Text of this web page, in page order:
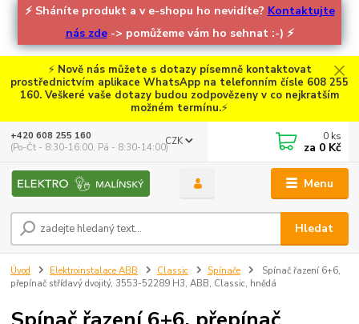
⚡ Sháníte produkt a v e-shopu ho nevidíte? Kontaktujte
nás zde-> pomůžeme vám ho sehnat :-) ⚡
⚡ Nově nás můžete s dotazy písemně kontaktovat
prostřednictvím aplikace WhatsApp na telefonním čísle 608 255
160. Veškeré vaše dotazy budou zodpovězeny v co nejkratším
možném termínu.⚡
Menu
CZK
Hledat
+420 608 255 160
(Po-Čt - 8:30-16:00, Pá - 8:30-14:00)
0 ks
za 0 Kč
Úvod Elektroinstalace ABB Classic Spínače
Spínač řazení 6+6,
přepínač střídavý dvojitý, 3553-52289 H3, ABB, Classic, hnědá